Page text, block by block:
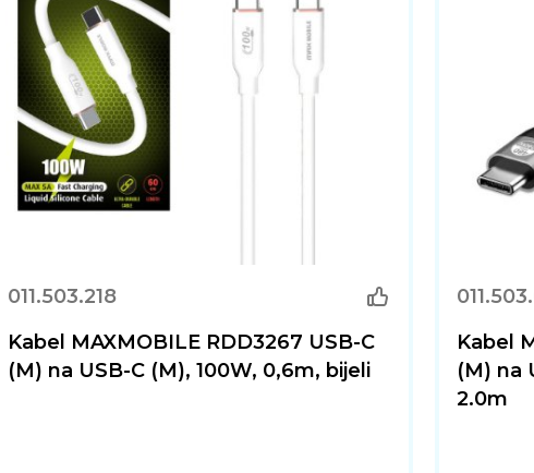
Thunderbolt™ 3 ili Thunderbolt™ 4 priključkom
011.503.218
Kabel MAXMOBILE RDD3267 USB-C
(M) na USB-C (M), 100W, 0,6m, bijeli
Kabel
(M) na
2.0m